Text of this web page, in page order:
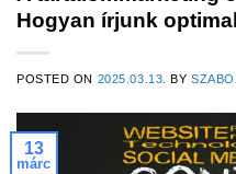
Hogyan írjunk
POSTED ON 2025.03.13. BY
13
márc